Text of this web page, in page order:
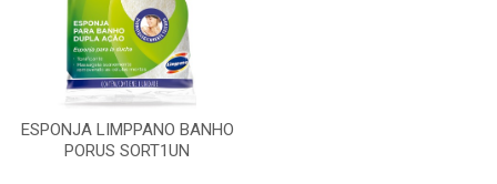
ESPONJA LIMPPANO BANHO
PORUS SORT1UN